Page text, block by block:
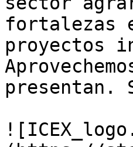
fortalezas
proyectos